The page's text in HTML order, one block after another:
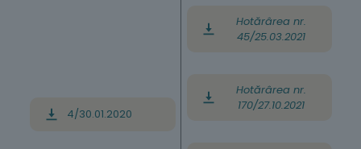
4/30.01.2020
Hotărârea nr.
45/25.03.2021
Hotărârea nr.
170/27.10.2021